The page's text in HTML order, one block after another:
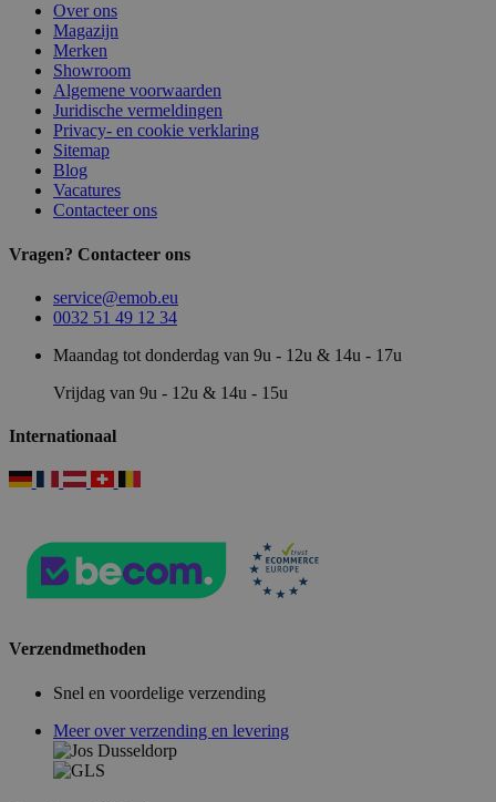
Over ons
Magazijn
Merken
Showroom
Algemene voorwaarden
Juridische vermeldingen
Privacy- en cookie verklaring
Sitemap
Blog
Vacatures
Contacteer ons
Vragen? Contacteer ons
service@emob.eu
0032 51 49 12 34
Maandag tot donderdag van 9u - 12u & 14u - 17u
Vrijdag van 9u - 12u & 14u - 15u
Internationaal
Verzendmethoden
Snel en voordelige verzending
Meer over verzending en levering